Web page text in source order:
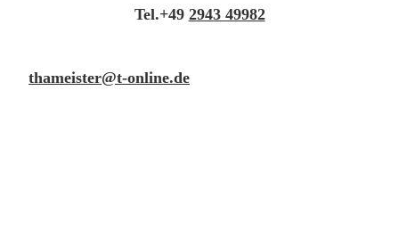
Tel.+49 2943 49982
thameister@t-online.de